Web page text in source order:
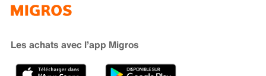
Cumulus
Recherche de magasin
iMpuls
Banque Migros
Développement durable
Carrière
Sponsoring
Les achats avec l’app Migros